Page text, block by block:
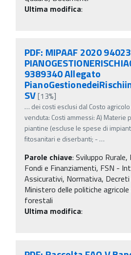
Ultima modifica:
PDF: MIPAAF 2020
9389340 Allegato
SV[13%]
… dei costi esclusi dal Costo
venduta: Costi ammessi: A) Materie
piantine (escluse le spese di
fitosanitari e diserbanti; -…
Parole chiave: Sviluppo
Fondi e Finanziamenti, FSN -
Assicurativi, Normativa,
Ministero delle politiche
forestali
Ultima modifica: